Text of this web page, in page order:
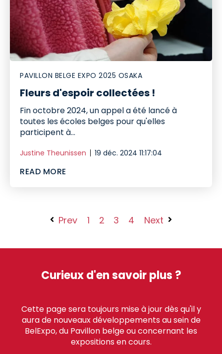
PAVILLON BELGE EXPO 2025 OSAKA
Fleurs d'espoir collectées !
Fin octobre 2024, un appel a été lancé à
toutes les écoles belges pour qu'elles
participent à...
Justine Theunissen 19 déc. 2024 11:17:04
READ MORE
Prev 1 2 3 4 Next
Curieux d'en savoir plus ?
Cette page sera toujours mise à jour dès qu'il y
aura de nouveaux développements au sein de
BelExpo, du Pavillon belge ou concernant les
expositions en cours.